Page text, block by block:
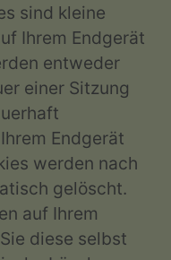
sind kleine
Ihrem Endgerät
entweder
einer Sitzung
Endgerät
werden nach
gelöscht.
auf Ihrem
diese selbst